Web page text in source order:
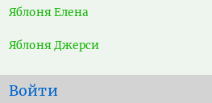
Яблоня Елена
Яблоня Джерси
User
Войти